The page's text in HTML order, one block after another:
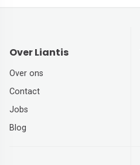
Over Liantis
Over ons
Contact
Jobs
Blog